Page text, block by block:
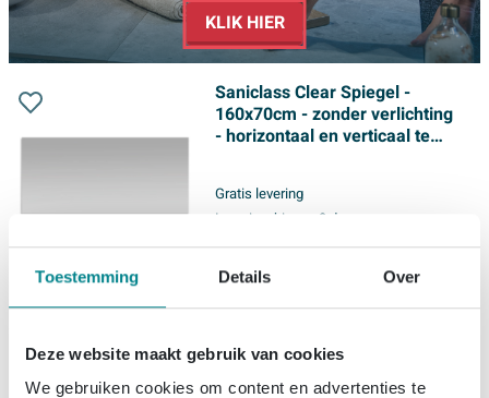
Toestemming Details Over
Deze website maakt gebruik van cookies
We gebruiken cookies om content en advertenties te
Saniclass Clear Spiegel -
160x70cm - zonder verlichting
- horizontaal en verticaal te
Gratis levering
Levering: binnen 3 dagen
159,99
Saniclass Organic Spiegel Sim
KLIK HIER